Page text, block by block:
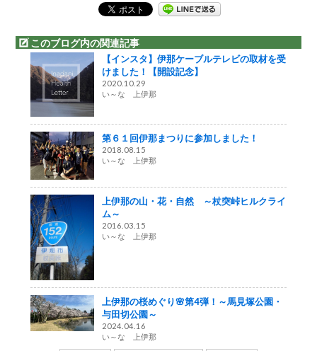
このブログ内の関連記事
【インスタ】伊那ケーブルテレビの取材を受
けました！【開設記念】
2020.10.29
い～な 上伊那
第６１回伊那まつりに参加しました！
2018.08.15
い～な 上伊那
上伊那の山・花・自然 ～杖突峠ヒルクライ
ム～
2016.03.15
い～な 上伊那
上伊那の桜めぐり🌸第4弾！～馬見塚公園・
与田切公園～
2024.04.16
い～な 上伊那